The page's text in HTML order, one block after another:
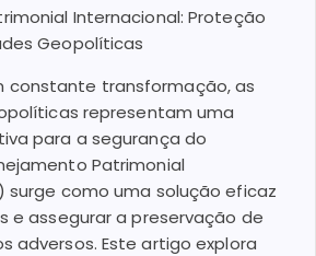
Internacional: Proteção
Geopolíticas
constante transformação, as
representam uma
para a segurança do
Patrimonial
surge como uma solução eficaz
e assegurar a preservação de
adversos. Este artigo explora